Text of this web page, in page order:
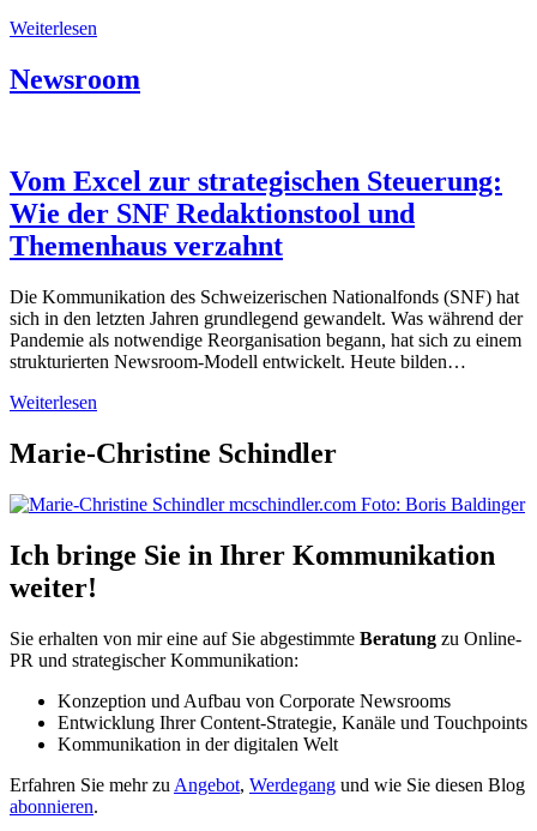
Weiterlesen
Radar
2026:
bis
zur
Kunst
des
Weglassens
Newsroom
Vom Excel zur strategischen Steuerung:
Wie der SNF Redaktionstool und
Themenhaus verzahnt
Die Kommunikation des Schweizerischen Nationalfonds (SNF) hat
sich in den letzten Jahren grundlegend gewandelt. Was während der
Pandemie als notwendige Reorganisation begann, hat sich zu einem
strukturierten Newsroom-Modell entwickelt. Heute bilden…
Weiterlesen
zur
strategischen
Wie
SNF
Redaktionstool
verzahnt
Marie-Christine Schindler
Ich bringe Sie in Ihrer Kommunikation
weiter!
Sie erhalten von mir eine auf Sie abgestimmte Beratung zu Online-
PR und strategischer Kommunikation:
Konzeption und Aufbau von Corporate Newsrooms
Entwicklung Ihrer Content-Strategie, Kanäle und Touchpoints
Kommunikation in der digitalen Welt
Erfahren Sie mehr zu Angebot, Werdegang und wie Sie diesen Blog
abonnieren.